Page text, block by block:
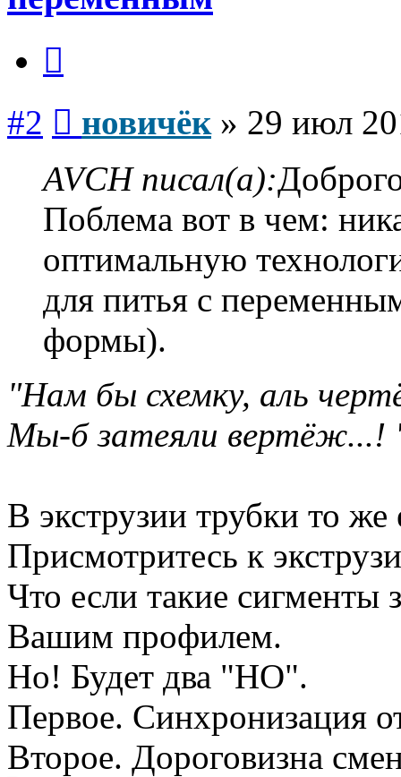
#2 новичёк» 29 июл
AVCH писал(а):
Поблема вот в чем:
оптимальную
для питья с
формы).
"Нам бы схемку, аль
Мы-б затеяли вертёж...!
В экструзии трубки то
Присмотритесь к
Что если такие сигменты
Вашим профилем.
Но! Будет два "НО".
Первое. Синхронизация
Второе. Дороговизна